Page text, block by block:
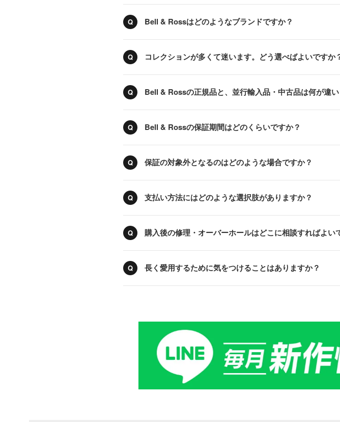
Bell & Rossはどのようなブランドですか？
コレクションが多くて迷います。どう選べばよいですか
Bell & Rossの正規品と、並行輸入品・中古品は何が違い
Bell & Rossの保証期間はどのくらいですか？
保証の対象外となるのはどのような場合ですか？
支払い方法にはどのような選択肢がありますか？
購入後の修理・オーバーホールはどこに相談すればよい
長く愛用するために気をつけることはありますか？